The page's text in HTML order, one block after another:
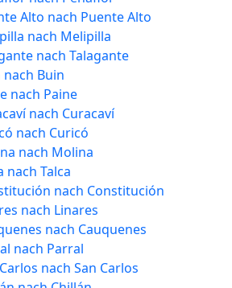
Alto nach Puente Alto
nach Melipilla
nach Talagante
Buin
nach Paine
nach Curacaví
nach Curicó
nach Molina
nach Talca
nach Constitución
nach Linares
nach Cauquenes
nach Parral
nach San Carlos